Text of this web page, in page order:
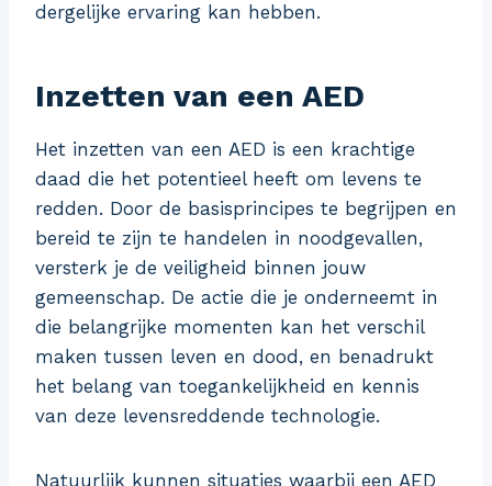
dergelijke ervaring kan hebben.
Inzetten van een AED
Het inzetten van een AED is een krachtige
daad die het potentieel heeft om levens te
redden. Door de basisprincipes te begrijpen en
bereid te zijn te handelen in noodgevallen,
versterk je de veiligheid binnen jouw
gemeenschap. De actie die je onderneemt in
die belangrijke momenten kan het verschil
maken tussen leven en dood, en benadrukt
het belang van toegankelijkheid en kennis
van deze levensreddende technologie.
Natuurlijk kunnen situaties waarbij een AED